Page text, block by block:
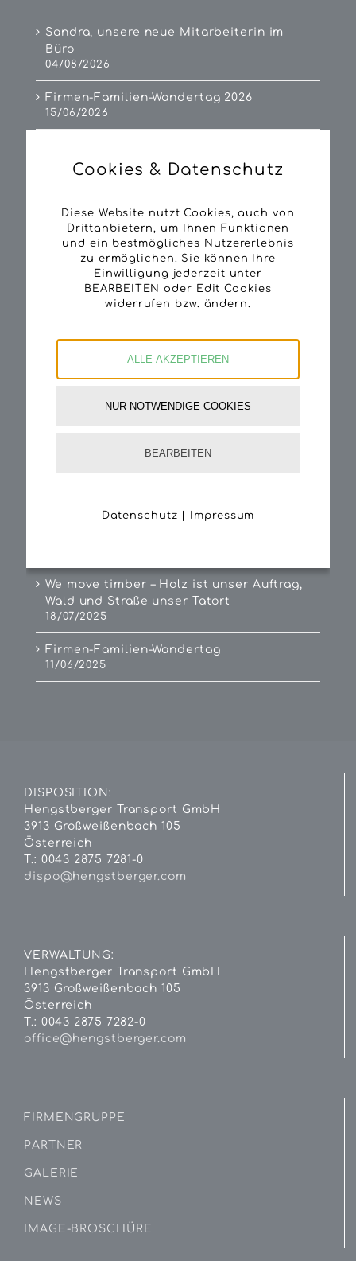
Sandra, unsere neue Mitarbeiterin im
Büro
04/08/2026
Firmen-Familien-Wandertag 2026
15/06/2026
Volksschulen
07/05/2026
Markus Eichinger hat einen neuen LKW
bekommen
15/04/2026
Franz Aumayer in Pension
17/09/2025
16/09/2025
Wir bewegen Holz. Langes Rundholz. LKW
08/09/2025
We move timber – Holz ist unser Auftrag,
Wald und Straße unser Tatort
18/07/2025
Firmen-Familien-Wandertag
11/06/2025
DISPOSITION:
Hengstberger Transport GmbH
3913 Großweißenbach 105
Österreich
T.: 0043 2875 7281-0
dispo@hengstberger.com
VERWALTUNG:
Hengstberger Transport GmbH
3913 Großweißenbach 105
Österreich
T.: 0043 2875 7282-0
office@hengstberger.com
FIRMENGRUPPE
PARTNER
GALERIE
NEWS
IMAGE-BROSCHÜRE
Cookies & Datenschutz
Diese Website nutzt Cookies, auch von
Drittanbietern, um Ihnen Funktionen
und ein bestmögliches Nutzererlebnis
zu ermöglichen. Sie können Ihre
Einwilligung jederzeit unter
BEARBEITEN oder Edit Cookies
widerrufen bzw. ändern.
ALLE AKZEPTIEREN
NUR NOTWENDIGE COOKIES
BEARBEITEN
Datenschutz Impressum